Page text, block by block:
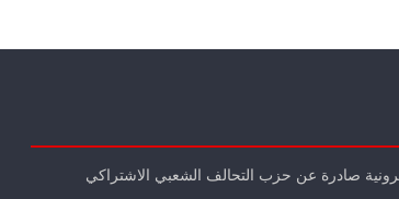
صادرة عن حزب التحالف الشعبي الاشتراكي